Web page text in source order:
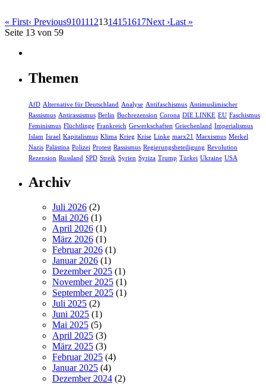
« First‹ Previous91011121314151617Next ›Last »
Seite 13 von 59
Themen
AfD Alternative für Deutschland Analyse Antifaschismus Antimuslimischer
Rassismus Antirassismus Berlin Buchrezension Corona DIE LINKE EU Faschismus
Feminismus Flüchtlinge Frankreich Gewerkschaften Griechenland Imperialismus
Islam Israel Kapitalismus Klima Krieg Krise Linke marx21 Marxismus Merkel
Nazis Palästina Polizei Protest Rassismus Regierungsbeteiligung Revolution
Rezension Russland SPD Streik Syrien Syriza Trump Türkei Ukraine USA
Archiv
Juli 2026 (2)
Mai 2026 (1)
April 2026 (1)
März 2026 (1)
Februar 2026 (1)
Januar 2026 (1)
Dezember 2025 (1)
November 2025 (1)
September 2025 (1)
Juli 2025 (2)
Juni 2025 (1)
Mai 2025 (5)
April 2025 (3)
März 2025 (3)
Februar 2025 (4)
Januar 2025 (4)
Dezember 2024 (2)